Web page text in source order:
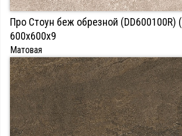
Про Стоун беж обрезной (DD600100R) (
600х600х9
Матовая